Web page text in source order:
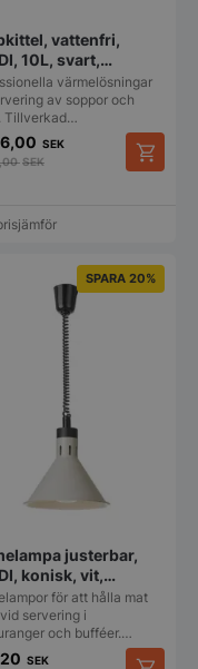
vattenfri,
10L, svart,
450W,
mm
värmelösningar
av soppor och
Tillverkad…
SEK
SEK
SPARA 20%
justerbar,
konisk, vit,
250W,
mm
för att hålla mat
servering i
och bufféer.…
SEK